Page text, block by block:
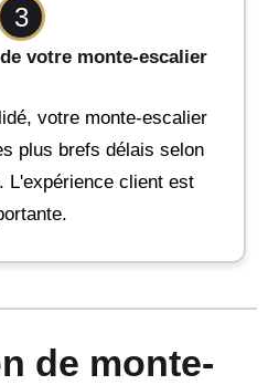
3
votre monte-escalier
votre monte-escalier
plus brefs délais selon
L'expérience client est
de monte-